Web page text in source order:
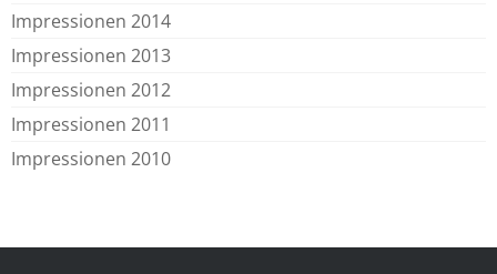
Impressionen 2014
Impressionen 2013
Impressionen 2012
Impressionen 2011
Impressionen 2010